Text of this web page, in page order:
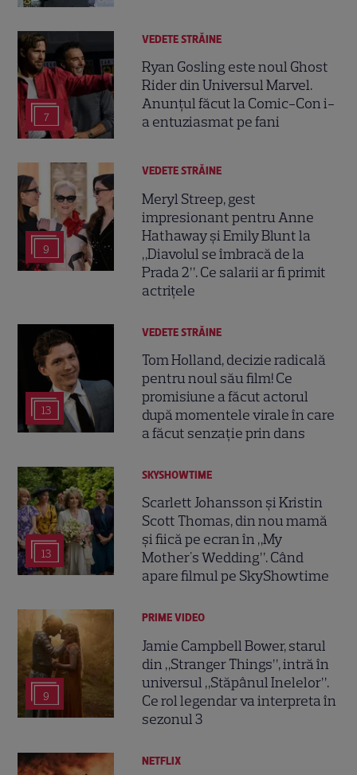
7
VEDETE STRĂINE
Ryan Gosling este noul Ghost
Rider din Universul Marvel.
Anunțul făcut la Comic-Con i-
a entuziasmat pe fani
9
VEDETE STRĂINE
Meryl Streep, gest
impresionant pentru Anne
Hathaway și Emily Blunt la
„Diavolul se îmbracă de la
Prada 2”. Ce salarii ar fi primit
actrițele
13
VEDETE STRĂINE
Tom Holland, decizie radicală
pentru noul său film! Ce
promisiune a făcut actorul
după momentele virale în care
a făcut senzație prin dans
13
SKYSHOWTIME
Scarlett Johansson și Kristin
Scott Thomas, din nou mamă
și fiică pe ecran în „My
Mother's Wedding”. Când
apare filmul pe SkyShowtime
9
PRIME VIDEO
Jamie Campbell Bower, starul
din „Stranger Things”, intră în
universul „Stăpânul Inelelor”.
Ce rol legendar va interpreta în
sezonul 3
NETFLIX